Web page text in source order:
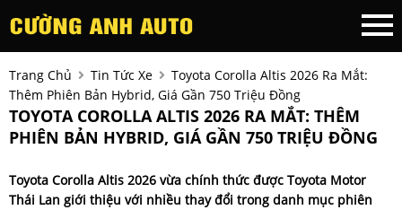
Trang Chủ Tin Tức Xe
Toyota Corolla Altis 2026 Ra Mắt:
Thêm Phiên Bản Hybrid, Giá Gần 750 Triệu Đồng
TOYOTA COROLLA ALTIS 2026 RA MẮT: THÊM
PHIÊN BẢN HYBRID, GIÁ GẦN 750 TRIỆU ĐỒNG
Toyota Corolla Altis 2026 vừa chính thức được Toyota Motor
Thái Lan giới thiệu với nhiều thay đổi trong danh mục phiên